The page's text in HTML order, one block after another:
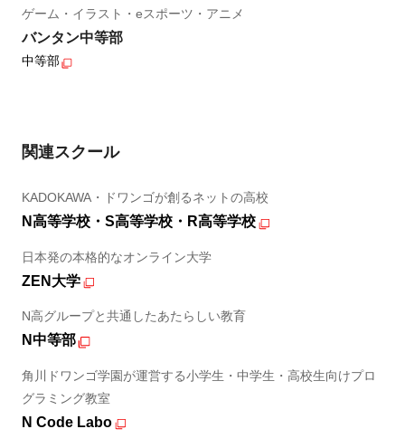
ゲーム・イラスト・eスポーツ・アニメ
バンタン中等部
中等部
関連スクール
KADOKAWA・ドワンゴが創るネットの高校
N高等学校・S高等学校・R高等学校
日本発の本格的なオンライン大学
ZEN大学
N高グループと共通したあたらしい教育
N中等部
角川ドワンゴ学園が運営する小学生・中学生・高校生向けプロ
グラミング教室
N Code Labo